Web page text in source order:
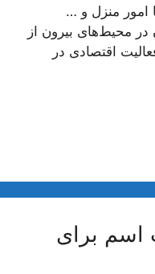
امور منزل و …
در محیط‌های بیرون از
اقتصادی در
اسم برای